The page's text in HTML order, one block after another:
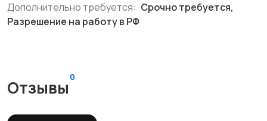
Дополнительно требуется: Срочно требуется,
Разрешение на работу в РФ
Отзывы
0